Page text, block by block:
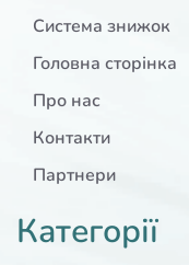
Система знижок
Головна сторінка
Про нас
Контакти
Партнери
Категорії